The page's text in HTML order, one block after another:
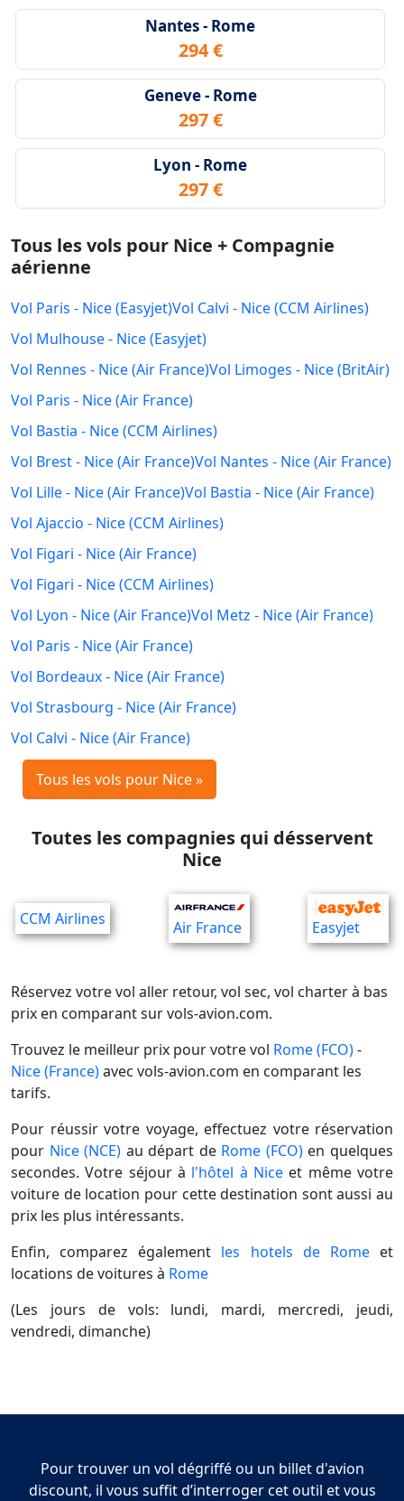
Nantes - Rome
294 €
Geneve - Rome
297 €
Lyon - Rome
297 €
Tous les vols pour Nice + Compagnie
aérienne
Vol Paris - Nice (Easyjet)Vol Calvi - Nice (CCM Airlines)
Vol Mulhouse - Nice (Easyjet)
Vol Rennes - Nice (Air France)Vol Limoges - Nice (BritAir)
Vol Paris - Nice (Air France)
Vol Bastia - Nice (CCM Airlines)
Vol Brest - Nice (Air France)Vol Nantes - Nice (Air France)
Vol Lille - Nice (Air France)Vol Bastia - Nice (Air France)
Vol Ajaccio - Nice (CCM Airlines)
Vol Figari - Nice (Air France)
Vol Figari - Nice (CCM Airlines)
Vol Lyon - Nice (Air France)Vol Metz - Nice (Air France)
Vol Paris - Nice (Air France)
Vol Bordeaux - Nice (Air France)
Vol Strasbourg - Nice (Air France)
Vol Calvi - Nice (Air France)
Tous les vols pour Nice »
Toutes les compagnies qui désservent
Nice
CCM Airlines Air France Easyjet
Réservez votre vol aller retour, vol sec, vol charter à bas
prix en comparant sur vols-avion.com.
Trouvez le meilleur prix pour votre vol Rome (FCO)-
Nice (France)avec vols-avion.com en comparant les
tarifs.
Pour réussir votre voyage, effectuez votre réservation
pour Nice (NCE) au départ de Rome (FCO)en quelques
secondes. Votre séjour à l'hôtel à Nice et même votre
voiture de location pour cette destination sont aussi au
prix les plus intéressants.
Enfin, comparez également les hotels de Romeet
locations de voitures à Rome
(Les jours de vols: lundi, mardi, mercredi, jeudi,
vendredi, dimanche)
Pour trouver un vol dégriffé ou un billet d'avion
discount, il vous suffit d’interroger cet outil et vous